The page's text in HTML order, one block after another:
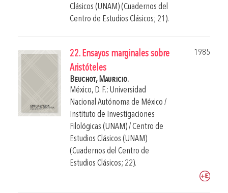
Clásicos (UNAM) (Cuadernos del
Centro de Estudios Clásicos; 21).
22. Ensayos marginales sobre
Aristóteles
1985
Beuchot, Mauricio.
México, D. F.: Universidad
Nacional Autónoma de México /
Instituto de Investigaciones
Filológicas (UNAM) / Centro de
Estudios Clásicos (UNAM)
(Cuadernos del Centro de
Estudios Clásicos; 22).